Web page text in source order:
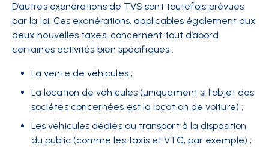
D’autres exonérations de TVS sont toutefois prévues
par la loi. Ces exonérations, applicables également aux
deux nouvelles taxes, concernent tout d’abord
certaines activités bien spécifiques :
La vente de véhicules ;
La location de véhicules (uniquement si l'objet des
sociétés concernées est la location de voiture) ;
Les véhicules dédiés au transport à la disposition
du public (comme les taxis et VTC, par exemple) ;